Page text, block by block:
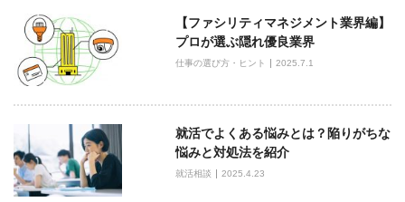
ゲ
ー
シ
ョ
【ファシリティマネジメント業界編】
プロが選ぶ隠れ優良業界
仕事の選び方・ヒント 2025.7.1
就活でよくある悩みとは？陥りがちな
悩みと対処法を紹介
就活相談 2025.4.23